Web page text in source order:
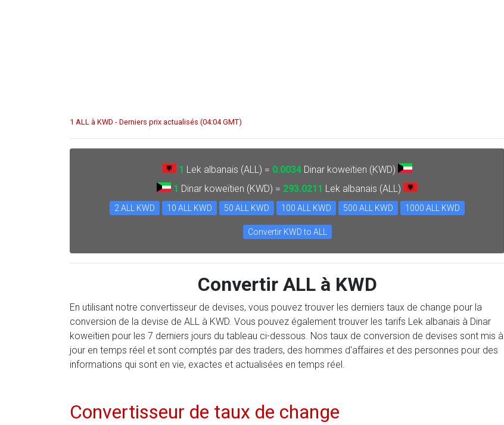
1 ALL à KWD - Derniers prix actualisés (04:04 GMT)
1 Lek albanais (ALL) = 0.0034 Dinar koweïtien (KWD)
1 Dinar koweïtien (KWD) = 293.0211 Lek albanais (ALL)
2 ALL KWD 10 ALL KWD 50 ALL KWD 100 ALL KWD 500 ALL KWD 1000 ALL KWD
Convertir KWD to ALL
Convertir ALL à KWD
En utilisant notre convertisseur de devises, vous pouvez trouver les derniers taux de change pour la
conversion de la devise de ALL à KWD. Vous pouvez également trouver les tarifs Lek albanais à Dinar
koweïtien pour les 7 derniers jours du tableau ci-dessous. Nos taux de conversion de devises sont mis à
jour en temps réel et sont comptés par des traders, des hommes d'affaires et des personnes pour des
informations qui sont en vie, exactes et actualisées en temps réel.
Convertisseur de taux de change